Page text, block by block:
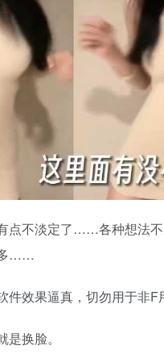
点不淡定了……各种想法
多……
件效果逼真，切勿用于非F
换脸。